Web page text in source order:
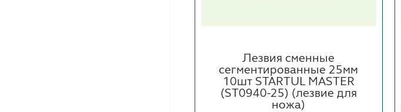
Лезвия сменные
сегментированные 25мм
10шт STARTUL MASTER
(ST0940-25) (лезвие для
ножа)